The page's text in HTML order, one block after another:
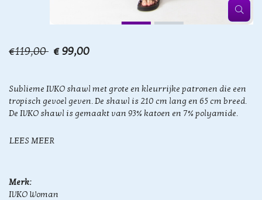
€119,00 € 99,00
Sublieme IVKO shawl met grote en kleurrijke patronen die een
tropisch gevoel geven. De shawl is 210 cm lang en 65 cm breed.
De IVKO shawl is gemaakt van 93% katoen en 7% polyamide.
LEES MEER
Merk:
IVKO Woman